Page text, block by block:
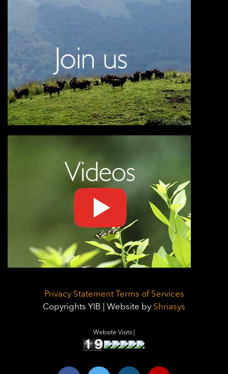
Privacy Statement
Terms of Services
Copyrights YIB | Website by Shriasys
Website Visits |